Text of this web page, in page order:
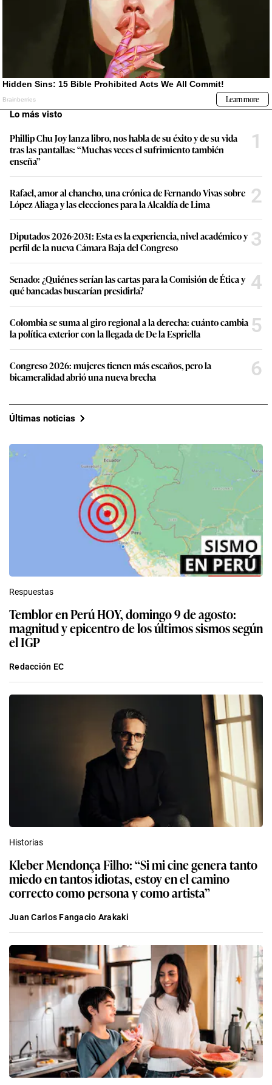
Lo más visto
Phillip Chu Joy lanza libro, nos habla de su éxito y de su vida
tras las pantallas: “Muchas veces el sufrimiento también
enseña”
1
Rafael, amor al chancho, una crónica de Fernando Vivas sobre
López Aliaga y las elecciones para la Alcaldía de Lima
2
Diputados 2026-2031: Esta es la experiencia, nivel académico y
perfil de la nueva Cámara Baja del Congreso
3
Senado: ¿Quiénes serían las cartas para la Comisión de Ética y
qué bancadas buscarían presidirla?
4
Colombia se suma al giro regional a la derecha: cuánto cambia
la política exterior con la llegada de De la Espriella
5
Congreso 2026: mujeres tienen más escaños, pero la
bicameralidad abrió una nueva brecha
6
Últimas noticias
Respuestas
Temblor en Perú HOY, domingo 9 de agosto:
magnitud y epicentro de los últimos sismos según
el IGP
Redacción EC
Historias
Kleber Mendonça Filho: “Si mi cine genera tanto
miedo en tantos idiotas, estoy en el camino
correcto como persona y como artista”
Juan Carlos Fangacio Arakaki